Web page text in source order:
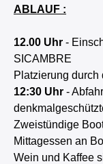
ABLAUF :
12.00 Uhr -
SICAMBRE
Platzierung durch
12:30 Uhr -
Zweistündige
Mittagessen an
Wein und Kaffee